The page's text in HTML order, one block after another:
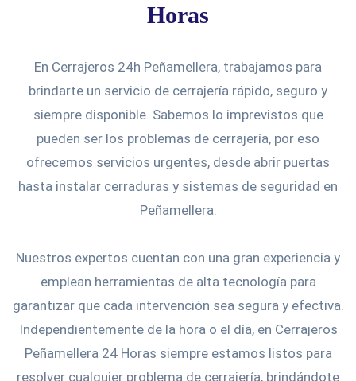
Horas
En Cerrajeros 24h Peñamellera, trabajamos para
brindarte un servicio de cerrajería rápido, seguro y
siempre disponible. Sabemos lo imprevistos que
pueden ser los problemas de cerrajería, por eso
ofrecemos servicios urgentes, desde abrir puertas
hasta instalar cerraduras y sistemas de seguridad en
Peñamellera.
Nuestros expertos cuentan con una gran experiencia y
emplean herramientas de alta tecnología para
garantizar que cada intervención sea segura y efectiva.
Independientemente de la hora o el día, en Cerrajeros
Peñamellera 24 Horas siempre estamos listos para
resolver cualquier problema de cerrajería, brindándote